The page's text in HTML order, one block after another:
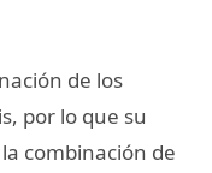
de los
por lo que su
combinación de